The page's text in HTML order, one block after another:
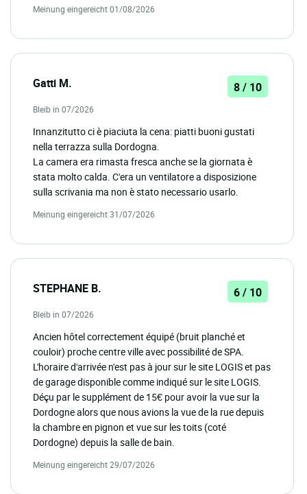
Meinung eingereicht 01/08/2026
Gatti M. 8 / 10
Bleib in 07/2026
Innanzitutto ci è piaciuta la cena: piatti buoni gustati
nella terrazza sulla Dordogna.
La camera era rimasta fresca anche se la giornata è
stata molto calda. C'era un ventilatore a disposizione
sulla scrivania ma non è stato necessario usarlo.
Meinung eingereicht 31/07/2026
STEPHANE B. 6 / 10
Bleib in 07/2026
Ancien hôtel correctement équipé (bruit planché et
couloir) proche centre ville avec possibilité de SPA.
L'horaire d'arrivée n'est pas à jour sur le site LOGIS et pas
de garage disponible comme indiqué sur le site LOGIS.
Déçu par le supplément de 15€ pour avoir la vue sur la
Dordogne alors que nous avions la vue de la rue depuis
la chambre en pignon et vue sur les toits (coté
Dordogne) depuis la salle de bain.
Meinung eingereicht 29/07/2026